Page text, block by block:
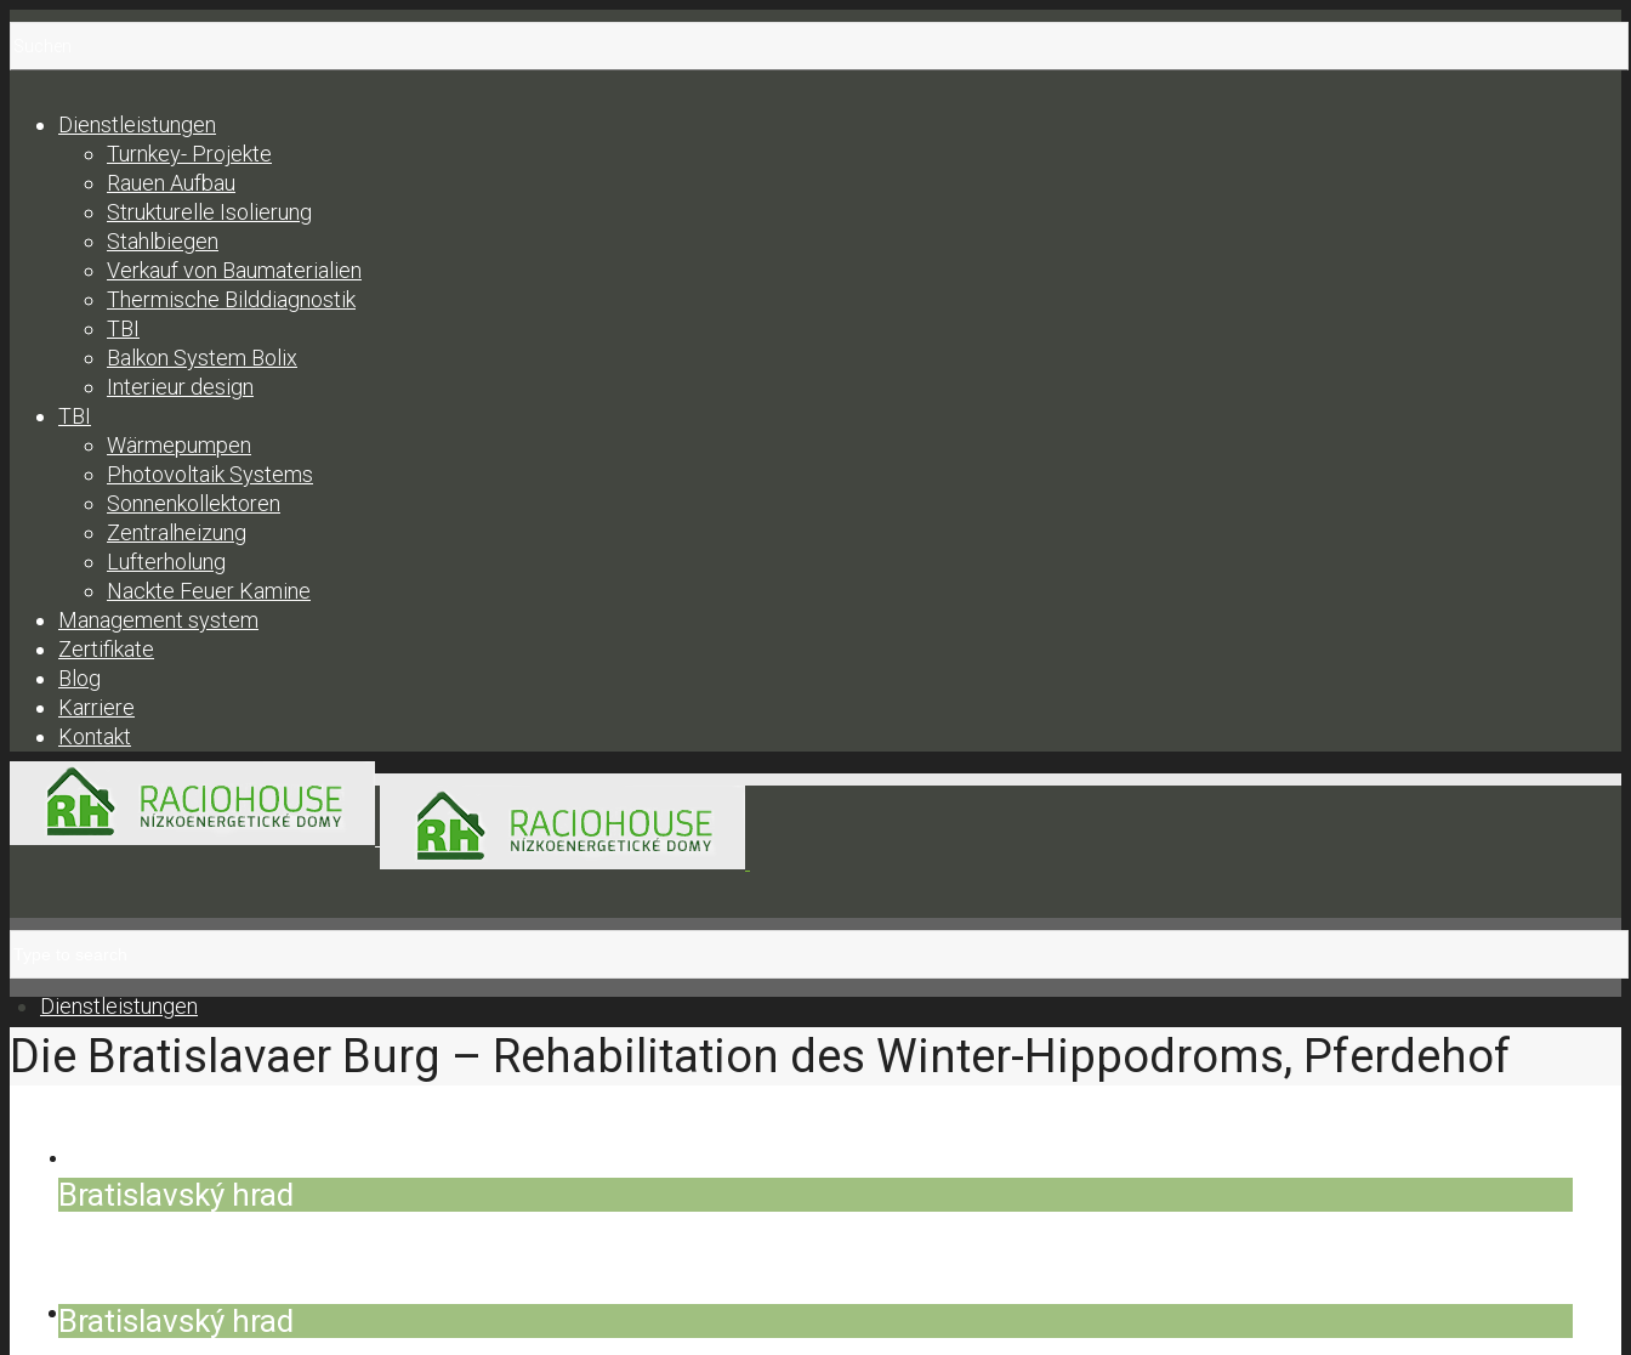
Dienstleistungen
Turnkey- Projekte
Rauen Aufbau
Strukturelle Isolierung
Stahlbiegen
Verkauf von Baumaterialien
Thermische Bilddiagnostik
TBI
Balkon System Bolix
Interieur design
TBI
Wärmepumpen
Photovoltaik Systems
Sonnenkollektoren
Zentralheizung
Lufterholung
Nackte Feuer Kamine
Management system
Zertifikate
Blog
Karriere
Kontakt
+421 908 300 304 |
Dienstleistungen
Die Bratislavaer Burg – Rehabilitation des Winter-Hippodroms, Pferdehof
Bratislavský hrad
Bratislavský hrad